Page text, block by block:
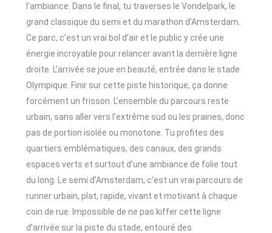
l’ambiance. Dans le final, tu traverses le Vondelpark, le
grand classique du semi et du marathon d’Amsterdam.
Ce parc, c’est un vrai bol d’air et le public y crée une
énergie incroyable pour relancer avant la dernière ligne
droite. L’arrivée se joue en beauté, entrée dans le stade
Olympique. Finir sur cette piste historique, ça donne
forcément un frisson. L’ensemble du parcours reste
urbain, sans aller vers l’extrême sud ou les prairies, donc
pas de portion isolée ou monotone. Tu profites des
quartiers emblématiques, des canaux, des grands
espaces verts et surtout d’une ambiance de folie tout
du long. Le semi d’Amsterdam, c’est un vrai parcours de
runner urbain, plat, rapide, vivant et motivant à chaque
coin de rue. Impossible de ne pas kiffer cette ligne
d’arrivée sur la piste du stade, entouré des